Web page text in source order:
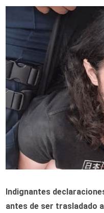
Indignantes
antes de ser trasladado